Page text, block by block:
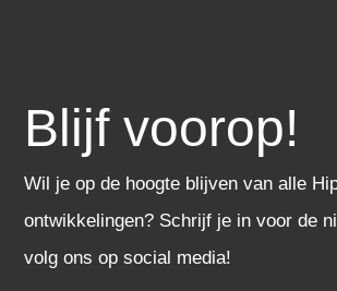
Blijf voorop!
Wil je op de hoogte blijven van alle
ontwikkelingen? Schrijf je in voor de
volg ons op social media!